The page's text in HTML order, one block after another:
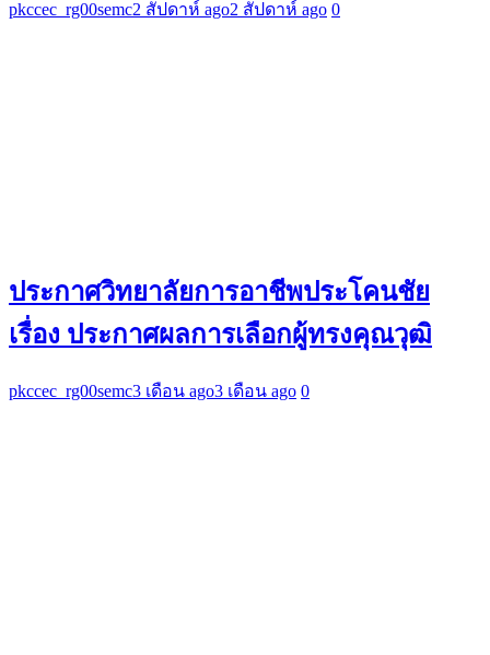
pkccec_rg00semc2 สัปดาห์ ago2 สัปดาห์ ago 0
ประกาศวิทยาลัยการอาชีพประโคนชัย
เรื่อง ประกาศผลการเลือกผู้ทรงคุณวุฒิ
pkccec_rg00semc3 เดือน ago3 เดือน ago 0